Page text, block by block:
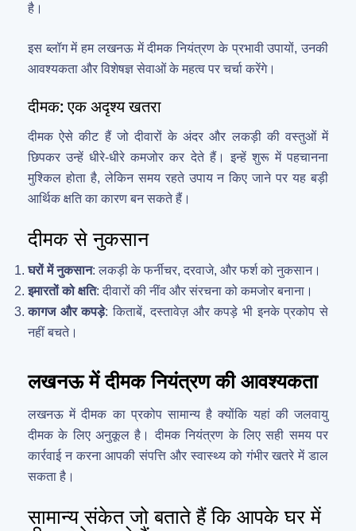
है।
इस ब्लॉग में हम लखनऊ में दीमक नियंत्रण के प्रभावी उपायों, उनकी
आवश्यकता और विशेषज्ञ सेवाओं के महत्व पर चर्चा करेंगे।
दीमक: एक अदृश्य खतरा
दीमक ऐसे कीट हैं जो दीवारों के अंदर और लकड़ी की वस्तुओं में
छिपकर उन्हें धीरे-धीरे कमजोर कर देते हैं। इन्हें शुरू में पहचानना
मुश्किल होता है, लेकिन समय रहते उपाय न किए जाने पर यह बड़ी
आर्थिक क्षति का कारण बन सकते हैं।
दीमक से नुकसान
घरों में नुकसान: लकड़ी के फर्नीचर, दरवाजे, और फर्श को नुकसान।
इमारतों को क्षति: दीवारों की नींव और संरचना को कमजोर बनाना।
कागज और कपड़े: किताबें, दस्तावेज़ और कपड़े भी इनके प्रकोप से
नहीं बचते।
लखनऊ में दीमक नियंत्रण की आवश्यकता
लखनऊ में दीमक का प्रकोप सामान्य है क्योंकि यहां की जलवायु
दीमक के लिए अनुकूल है। दीमक नियंत्रण के लिए सही समय पर
कार्रवाई न करना आपकी संपत्ति और स्वास्थ्य को गंभीर खतरे में डाल
सकता है।
सामान्य संकेत जो बताते हैं कि आपके घर में